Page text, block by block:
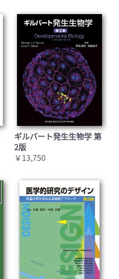
ギルバート発生生物学 第
2版
￥13,750